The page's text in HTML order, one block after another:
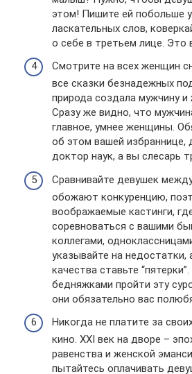
этом! Пишите ей побольше
ласкательных слов,
о себе в третьем лице. Это
Смотрите на всех женщин
все сказки безнадежных
природа создала мужчину
Сразу же видно, что
главное, умнее женщины.
об этом вашей избраннице,
доктор наук, а вы слесарь
Сравнивайте девушек
обожают конкуренцию,
воображаемые кастинги,
соревноваться с вашими
коллегами,
указывайте на недостатки,
качества ставьте
бедняжками пройти эту
они обязательно вас
Никогда не платите за
кино. XXI век на дворе –
равенства и женской
пытайтесь оплачивать